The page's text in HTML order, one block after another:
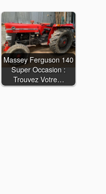
Massey Ferguson 140
Super Occasion :
Trouvez Votre…